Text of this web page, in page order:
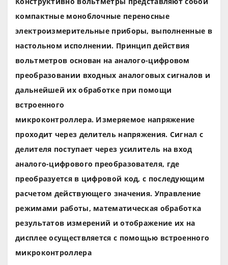
компактные моноблочные переносные
электроизмерительные приборы, выполненные в
настольном исполнении. Принцип действия
вольтметров основан на аналого-цифровом
преобразовании входных аналоговых сигналов и
дальнейшей их обработке при помощи
встроенного
микроконтроллера. Измеряемое напряжение
проходит через делитель напряжения. Сигнал с
делителя поступает через усилитель на вход
аналого-цифрового преобразователя, где
преобразуется в цифровой код, с последующим
расчетом действующего значения. Управление
режимами работы, математическая обработка
результатов измерений и отображение их на
дисплее осуществляется с помощью встроенного
микроконтроллера